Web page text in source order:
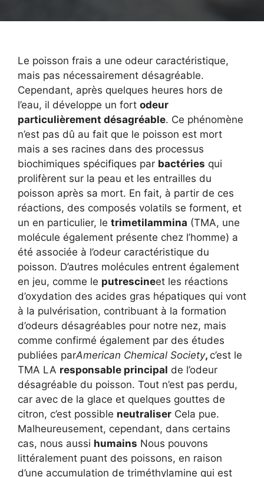
Le poisson frais a une odeur caractéristique,
mais pas nécessairement désagréable.
Cependant, après quelques heures hors de
l’eau, il développe un fort odeur
particulièrement désagréable. Ce phénomène
n’est pas dû au fait que le poisson est mort
mais a ses racines dans des processus
biochimiques spécifiques par bactéries qui
prolifèrent sur la peau et les entrailles du
poisson après sa mort. En fait, à partir de ces
réactions, des composés volatils se forment, et
un en particulier, le trimetilammina (TMA, une
molécule également présente chez l’homme) a
été associée à l’odeur caractéristique du
poisson. D’autres molécules entrent également
en jeu, comme le putrescineet les réactions
d’oxydation des acides gras hépatiques qui vont
à la pulvérisation, contribuant à la formation
d’odeurs désagréables pour notre nez, mais
comme confirmé également par des études
publiées parAmerican Chemical Society, c’est le
TMA LA responsable principal de l’odeur
désagréable du poisson. Tout n’est pas perdu,
car avec de la glace et quelques gouttes de
citron, c’est possible neutraliser Cela pue.
Malheureusement, cependant, dans certains
cas, nous aussi humains Nous pouvons
littéralement puant des poissons, en raison
d’une accumulation de triméthylamine qui est